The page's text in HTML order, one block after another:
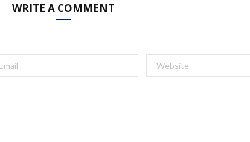
WRITE A COMMENT